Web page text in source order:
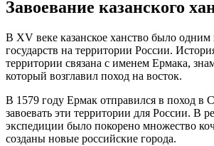
Завоевание казанского
В XV веке казанское ханство было
государств на территории России.
территории связана с именем Ермака,
который возглавил поход на восток.
В 1579 году Ермак отправился в поход в
завоевать эти территории для России. В
экспедиции было покорено множество
созданы новые российские города.